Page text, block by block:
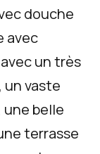
douche
avec
un très
un vaste
belle
terrasse